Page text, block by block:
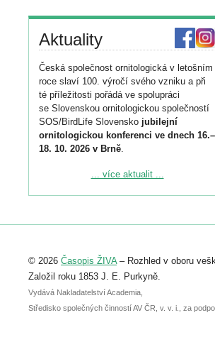
Aktuality
Česká společnost ornitologická v letošním
roce slaví 100. výročí svého vzniku a při
té příležitosti pořádá ve spolupráci
se Slovenskou ornitologickou společností
SOS/BirdLife Slovensko jubilejní
ornitologickou konferenci ve dnech 16.–
18. 10. 2026 v Brně.
Podrobnější informace ke konferenci
Registrovat se můžete do 6. září.
abstraktu přihlášené přednášky nebo
posteru je už 30. června.
... více aktualit ...
© 2026 Časopis ŽIVA– Rozhled v oboru
Založil roku 1853 J. E. Purkyně.
Vydává Nakladatelství Academia,
Středisko společných činností AV ČR, v. v. i., za